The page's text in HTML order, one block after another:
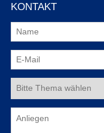
KONTAKT